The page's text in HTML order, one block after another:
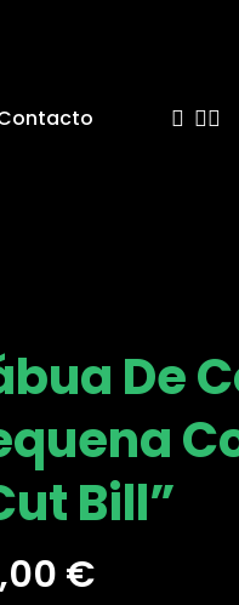
De
Bill”
€